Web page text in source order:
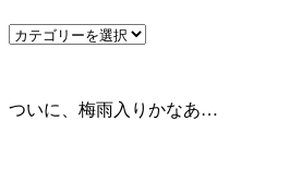
ついに、梅雨入りかなあ…